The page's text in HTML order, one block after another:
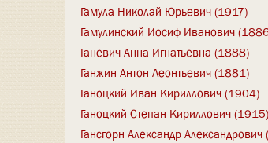
Гамула Николай Юрьевич (1917)
Гамулинский Иосиф Иванович
Ганевич Анна Игнатьевна (1888)
Ганжин Антон Леонтьевич (1881)
Ганоцкий Иван Кириллович (1904)
Ганоцкий Степан Кириллович (1915)
Гансгорн Александр